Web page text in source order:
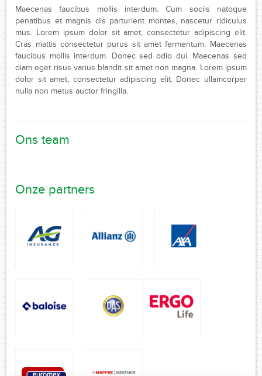
Maecenas faucibus mollis interdum. Cum sociis natoque
penatibus et magnis dis parturient montes, nascetur ridiculus
mus. Lorem ipsum dolor sit amet, consectetur adipiscing elit.
Cras mattis consectetur purus sit amet fermentum. Maecenas
faucibus mollis interdum. Donec sed odio dui. Maecenas sed
diam eget risus varius blandit sit amet non magna. Lorem ipsum
dolor sit amet, consectetur adipiscing elit. Donec ullamcorper
nulla non metus auctor fringilla.
Ons team
Onze partners